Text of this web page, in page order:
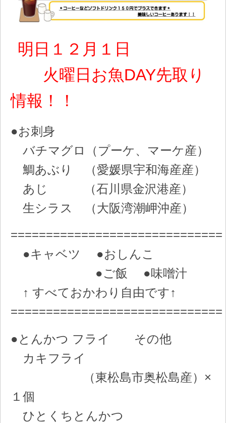
明日１２月１日
火曜日お魚DAY先取り
情報！！
●お刺身
バチマグロ（プーケ、マーケ産）
鯛あぶり （愛媛県宇和海産産）
あじ （石川県金沢港産）
生シラス （大阪湾潮岬沖産）
==============================
●キャベツ ●おしんこ
●ご飯 ●味噌汁
↑ すべておかわり自由です↑
==============================
●とんかつ フライ その他
カキフライ
（東松島市奥松島産）×
１個
ひとくちとんかつ